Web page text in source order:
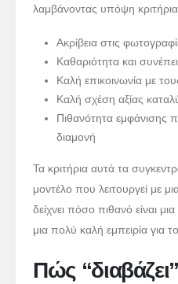
λαμβάνοντας υπόψη
Ακρίβεια στις
Καθαριότητα και
Καλή επικοινωνία με
Καλή σχέση αξίας
Πιθανότητα εμφάνισης
διαμονή
Τα κριτήρια αυτά τα
μοντέλο που λειτουργεί με
δείχνει πόσο πιθανό είναι
μια πολύ καλή εμπειρία για
Πώς